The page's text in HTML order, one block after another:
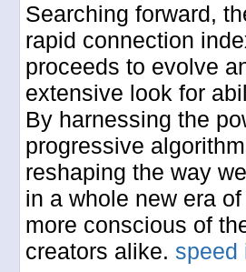
Searching forward,
rapid connection
proceeds to evolve
extensive look for
By harnessing the
progressive
reshaping the way
in a whole new era
more conscious of
creators alike. speed